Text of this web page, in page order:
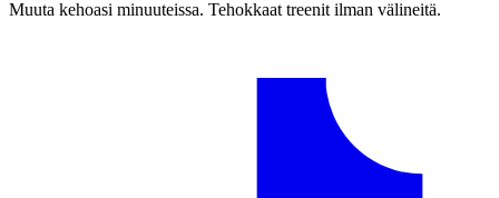
Muuta kehoasi minuuteissa. Tehokkaat treenit ilman välineitä.